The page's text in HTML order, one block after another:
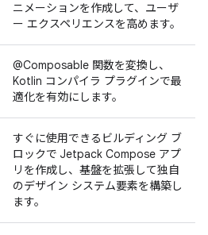
ニメーションを作成して、ユーザ
ー エクスペリエンスを高めます。
@Composable 関数を変換し、
Kotlin コンパイラ プラグインで最
適化を有効にします。
すぐに使用できるビルディング ブ
ロックで Jetpack Compose アプ
リを作成し、基盤を拡張して独自
のデザイン システム要素を構築し
ます。